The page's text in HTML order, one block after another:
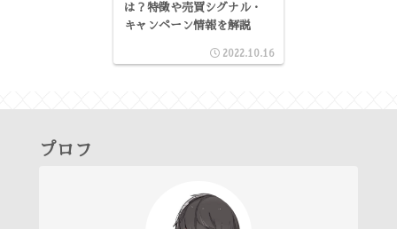
は？特徴や売買シグナル・
キャンペーン情報を解説
2022.10.16
プロフ